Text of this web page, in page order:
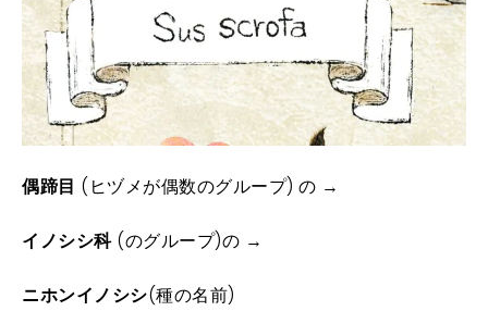
偶蹄目 (ヒヅメが偶数のグループ) の →
イノシシ科 (のグループ)の →
ニホンイノシシ(種の名前)